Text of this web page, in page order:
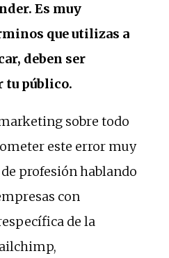
Es muy
que utilizas a
deben ser
tu público.
sobre todo
este error muy
profesión hablando
con
de la